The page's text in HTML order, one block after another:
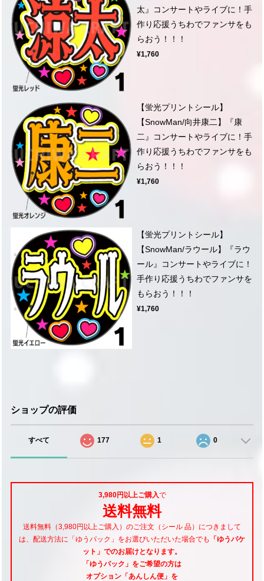
太』コンサートやライブに！手
作り応援うちわでファンサをも
らおう！！！
¥1,760
【蛍光プリントシール】
【SnowMan/向井康二】『康
二』コンサートやライブに！手
作り応援うちわでファンサをも
らおう！！！
¥1,760
【蛍光プリントシール】
【SnowMan/ラウール】『ラウ
ール』コンサートやライブに！
手作り応援うちわでファンサを
もらおう！！！
¥1,760
ショップの評価
すべて 177 1 0
3,980円以上ご購入で
送料無料
送料無料（3,980円以上ご購入）のご注文（シール 品）につきまして
は、配送方法に「ゆうパック」をお選びいただいた場合でも
「ゆうパケ
ット」でのお届けとなります。
「ゆうパック」をご希望の方は
オプション「あんしん便」 を